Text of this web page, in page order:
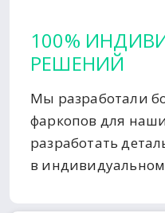
100%
РЕШЕНИЙ
Мы разработали
фаркопов для
разработать
в